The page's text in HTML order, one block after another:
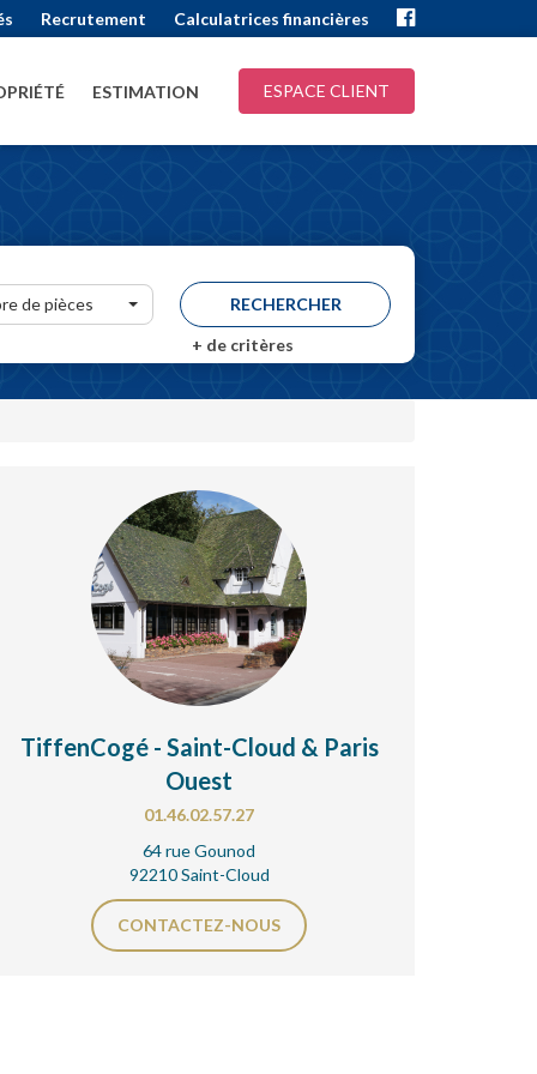
Recrutement Calculatrices financières
ESTIMATION ESPACE CLIENT
de pièces
+ de critères
TiffenCogé - Saint-Cloud & Paris
Ouest
01.46.02.57.27
64 rue Gounod
92210 Saint-Cloud
CONTACTEZ-NOUS